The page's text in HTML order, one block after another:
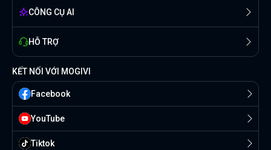
CÔNG CỤ AI
HỖ TRỢ
KẾT NỐI VỚI MOGIVI
Facebook
YouTube
Tiktok